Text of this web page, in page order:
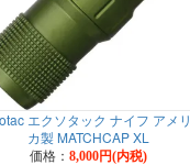
エクソタック ナイフ アメリ
カ製 MATCHCAP XL
価格： 8,000円(内税)